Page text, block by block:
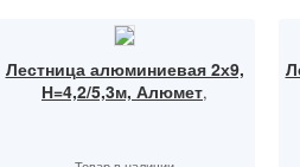
Лестница алюминиевая 2х9,
Н=4,2/5,3м, Алюмет,